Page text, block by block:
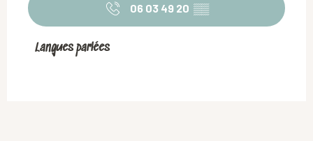
06 03 49 20 ▒▒
Langues parlées
Langues parlées